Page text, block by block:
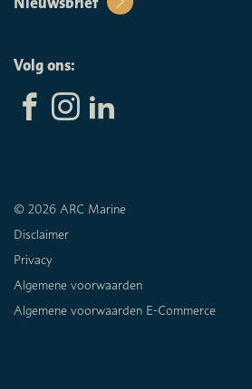
Volg ons:
© 2026 ARC Marine
Disclaimer
Privacy
Algemene voorwaarden
Algemene voorwaarden E-Commerce